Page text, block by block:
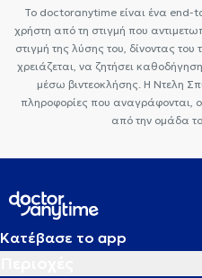
Το doctoranytime είναι ένα end-
χρήστη από τη στιγμή που
στιγμή της λύσης του, δίνοντας του
χρειάζεται, να ζητήσει
μέσω βιντεοκλήσης. Η Ντελη
πληροφορίες που αναγράφονται,
από την ομάδα
Κατέβασε το app